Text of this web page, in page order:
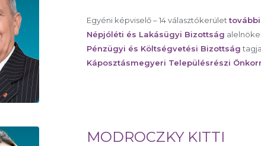
Egyéni képviselő – 14 választókerület
Népjóléti és Lakásügyi Bizottság alelnöke
Pénzügyi és Költségvetési Bizottságtagja
Káposztásmegyeri Településrészi
MODROCZKY KITTI